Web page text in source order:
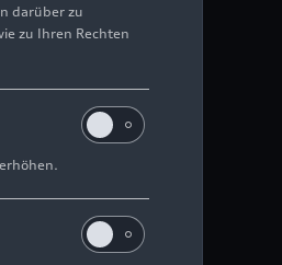
darüber zu
zu Ihren Rechten